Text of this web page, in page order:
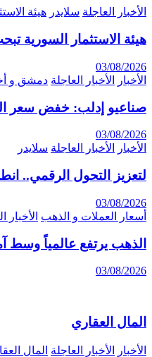
الأخبار العاجلة سلايدر هيئة
هيئة الاستثمار السورية
03/08/2026
الأخبار
الأخبار العاجلة دمشق و
صناعيو إدلب: خفض سعر
03/08/2026
الأخبار
الأخبار العاجلة سلايدر
لتعزيز التحول الرقمي.. انطلاق
03/08/2026
أسعار العملات و الذهب الأخبار
الذهب يرتفع عالمياً وسط
03/08/2026
المال العقاري
الأخبار الأخبار العاجلة المال